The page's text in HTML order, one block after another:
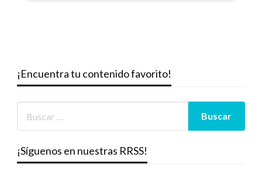
entradas
¡Encuentra tu contenido favorito!
¡Síguenos en nuestras RRSS!